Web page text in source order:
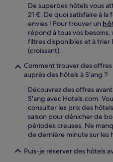
De superbes hôtels vous
21 €. De quoi satisfaire à
envies ! Pour trouver un
répond à tous vos
filtres disponibles et à trier
(croissant).
Comment trouver des
auprès des hôtels à S'ang ?
Découvrez des offres
S'ang avec Hotels.com.
consulter les prix des
saison pour dénicher de
périodes creuses. Ne
de dernière minute sur les
Puis-je réserver des hôtels